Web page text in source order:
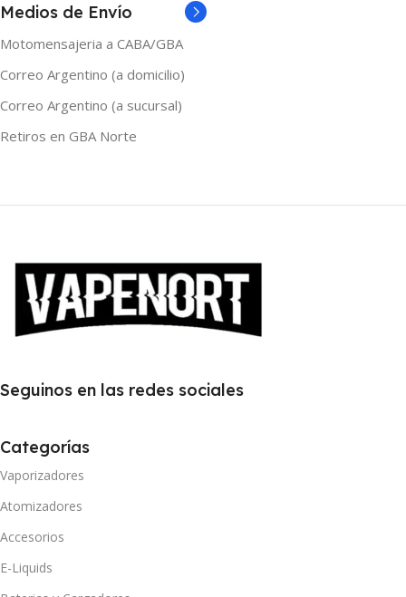
Medios de Envío
Motomensajeria a CABA/GBA
Correo Argentino (a domicilio)
Correo Argentino (a sucursal)
Retiros en GBA Norte
Seguinos en las redes sociales
Categorías
Vaporizadores
Atomizadores
Accesorios
E-Liquids